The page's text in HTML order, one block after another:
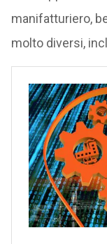
manifatturiero,
molto diversi,